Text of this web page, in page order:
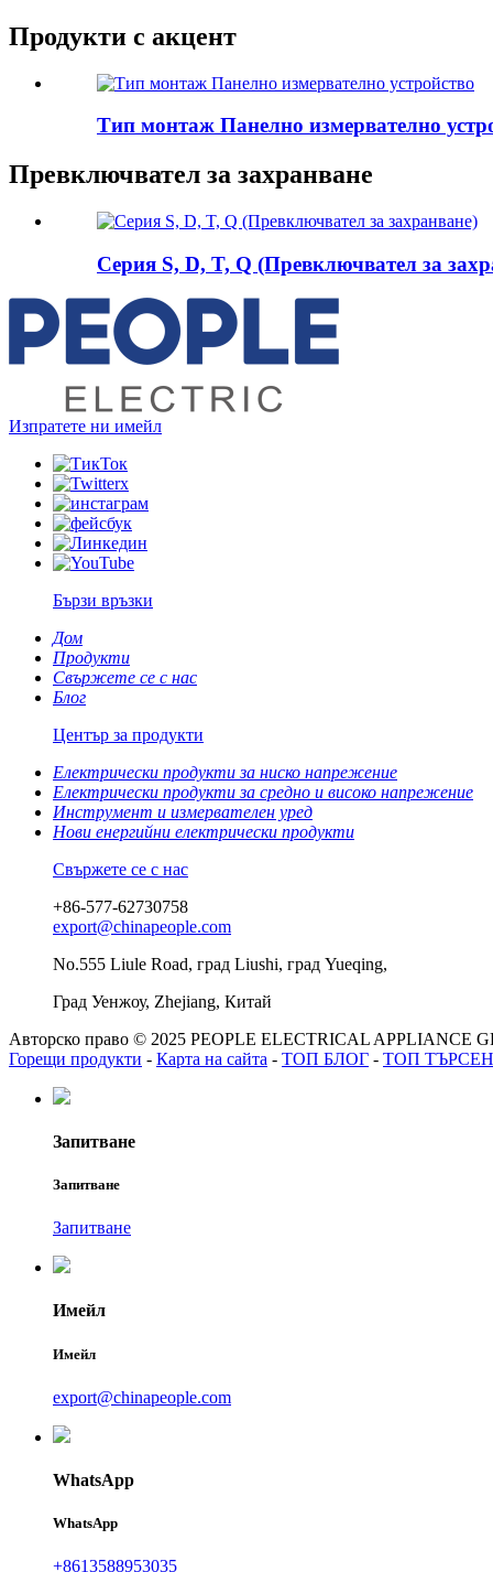
Продукти с акцент
Тип монтаж Панелно измервателно
Превключвател за захранване
Серия S, D, T, Q (Превключвател за
Изпратете ни имейл
Бързи връзки
Дом
Продукти
Свържете се с нас
Блог
Център за продукти
Електрически продукти за ниско напрежение
Електрически продукти за средно и високо напрежение
Инструмент и измервателен уред
Нови енергийни електрически продукти
Свържете се с нас
+86-577-62730758
export@chinapeople.com
No.555 Liule Road, град Liushi, град Yueqing,
Град Уенжоу, Zhejiang, Китай
Авторско право © 2025 PEOPLE ELECTRICAL APPLIANCE
Горещи продукти - Карта на сайта - ТОП БЛОГ - ТОП
Запитване
Запитване
Запитване
Имейл
Имейл
export@chinapeople.com
WhatsApp
WhatsApp
+8613588953035